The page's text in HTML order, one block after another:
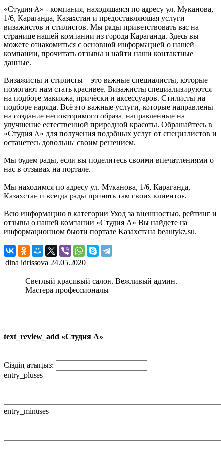
«Студия А» - компания, находящаяся по адресу ул. Муканова,
1/6, Караганда, Казахстан и предоставляющая услуги
визажистов и стилистов. Мы рады приветствовать вас на
странице нашей компании из города Караганда. Здесь вы
можете ознакомиться с основной информацией о нашей
компании, прочитать отзывы и найти наши контактные
данные.
Визажисты и стилисты – это важные специалисты, которые
помогают нам стать красивее. Визажисты специализируются
на подборе макияжа, причёски и аксессуаров. Стилисты на
подборе наряда. Всё это важные услуги, которые направлены
на создание неповторимого образа, направленные на
улучшение естественной природной красоты. Обращайтесь в
«Студия А» для получения подобных услуг от специалистов и
останетесь довольны своим решением.
Мы будем рады, если вы поделитесь своими впечатлениями о
нас в отзывах на портале.
Мы находимся по адресу ул. Муканова, 1/6, Караганда,
Казахстан и всегда рады принять там своих клиентов.
Всю информацию в категории Уход за внешностью, рейтинг и
отзывы о нашей компании «Студия А» Вы найдете на
информационном бьюти портале Казахстана beautykz.su.
dina idrissova 24.05.2020
Светлый красивый салон. Вежливый админ.
Мастера профессионалы
text_review_add «Студия А»
Сіздің атыңыз:
entry_pluses
entry_minuses